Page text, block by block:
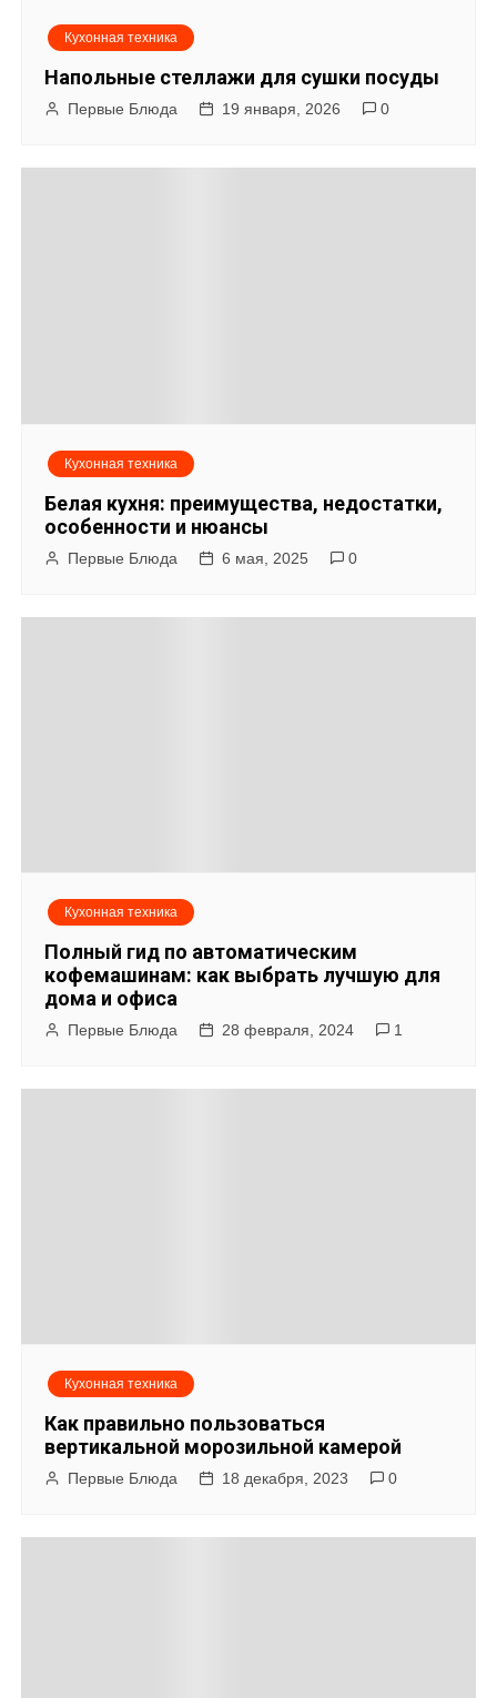
з
м
Кухонная техника
Напольные стеллажи для сушки посуды
Первые Блюда 19 января, 2026 0
Кухонная техника
Белая кухня: преимущества, недостатки,
особенности и нюансы
Первые Блюда 6 мая, 2025 0
Кухонная техника
Полный гид по автоматическим
кофемашинам: как выбрать лучшую для
дома и офиса
Первые Блюда 28 февраля, 2024 1
Кухонная техника
Как правильно пользоваться
вертикальной морозильной камерой
Первые Блюда 18 декабря, 2023 0